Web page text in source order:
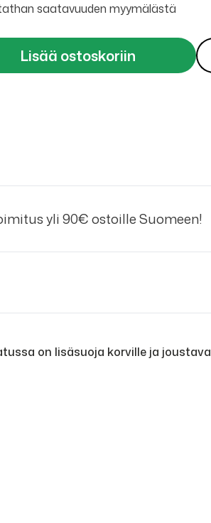
saatavuuden myymälästä
Lisää ostoskoriin
yli 90€ ostoille Suomeen!
on lisäsuoja korville ja joustava